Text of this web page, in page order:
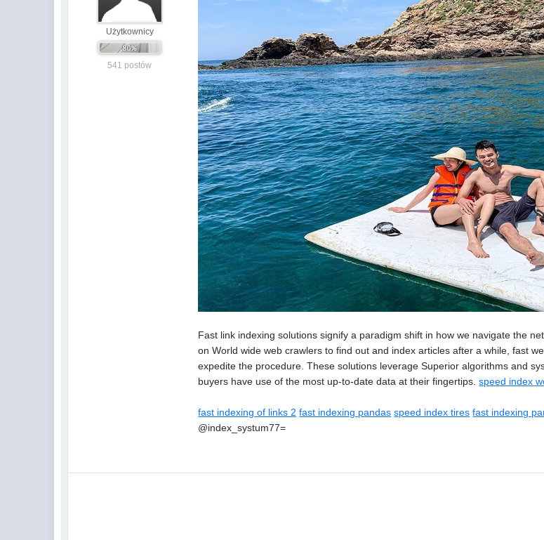
Użytkownicy
541 postów
Fast link indexing solutions signify a paradigm shift in how we navigate the
on World wide web crawlers to find out and index articles after a while, fast
expedite the procedure. These solutions leverage Superior algorithms and
buyers have use of the most up-to-date data at their fingertips.speed index
fast indexing of links 2 fast indexing pandas speed index tires fast indexing
@index_systum77=